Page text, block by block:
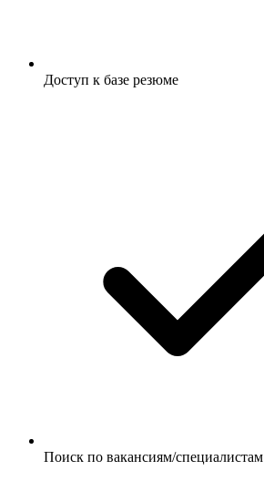
Доступ к базе резюме
Поиск по вакансиям/специалистам